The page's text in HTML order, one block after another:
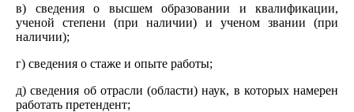
в) сведения о высшем образовании и квалификации,
ученой степени (при наличии) и ученом звании (при
наличии);
г) сведения о стаже и опыте работы;
д) сведения об отрасли (области) наук, в которых намерен
работать претендент;